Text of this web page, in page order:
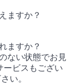
ますか？
ますか？
ない状態でお見
ービスもござい
い。